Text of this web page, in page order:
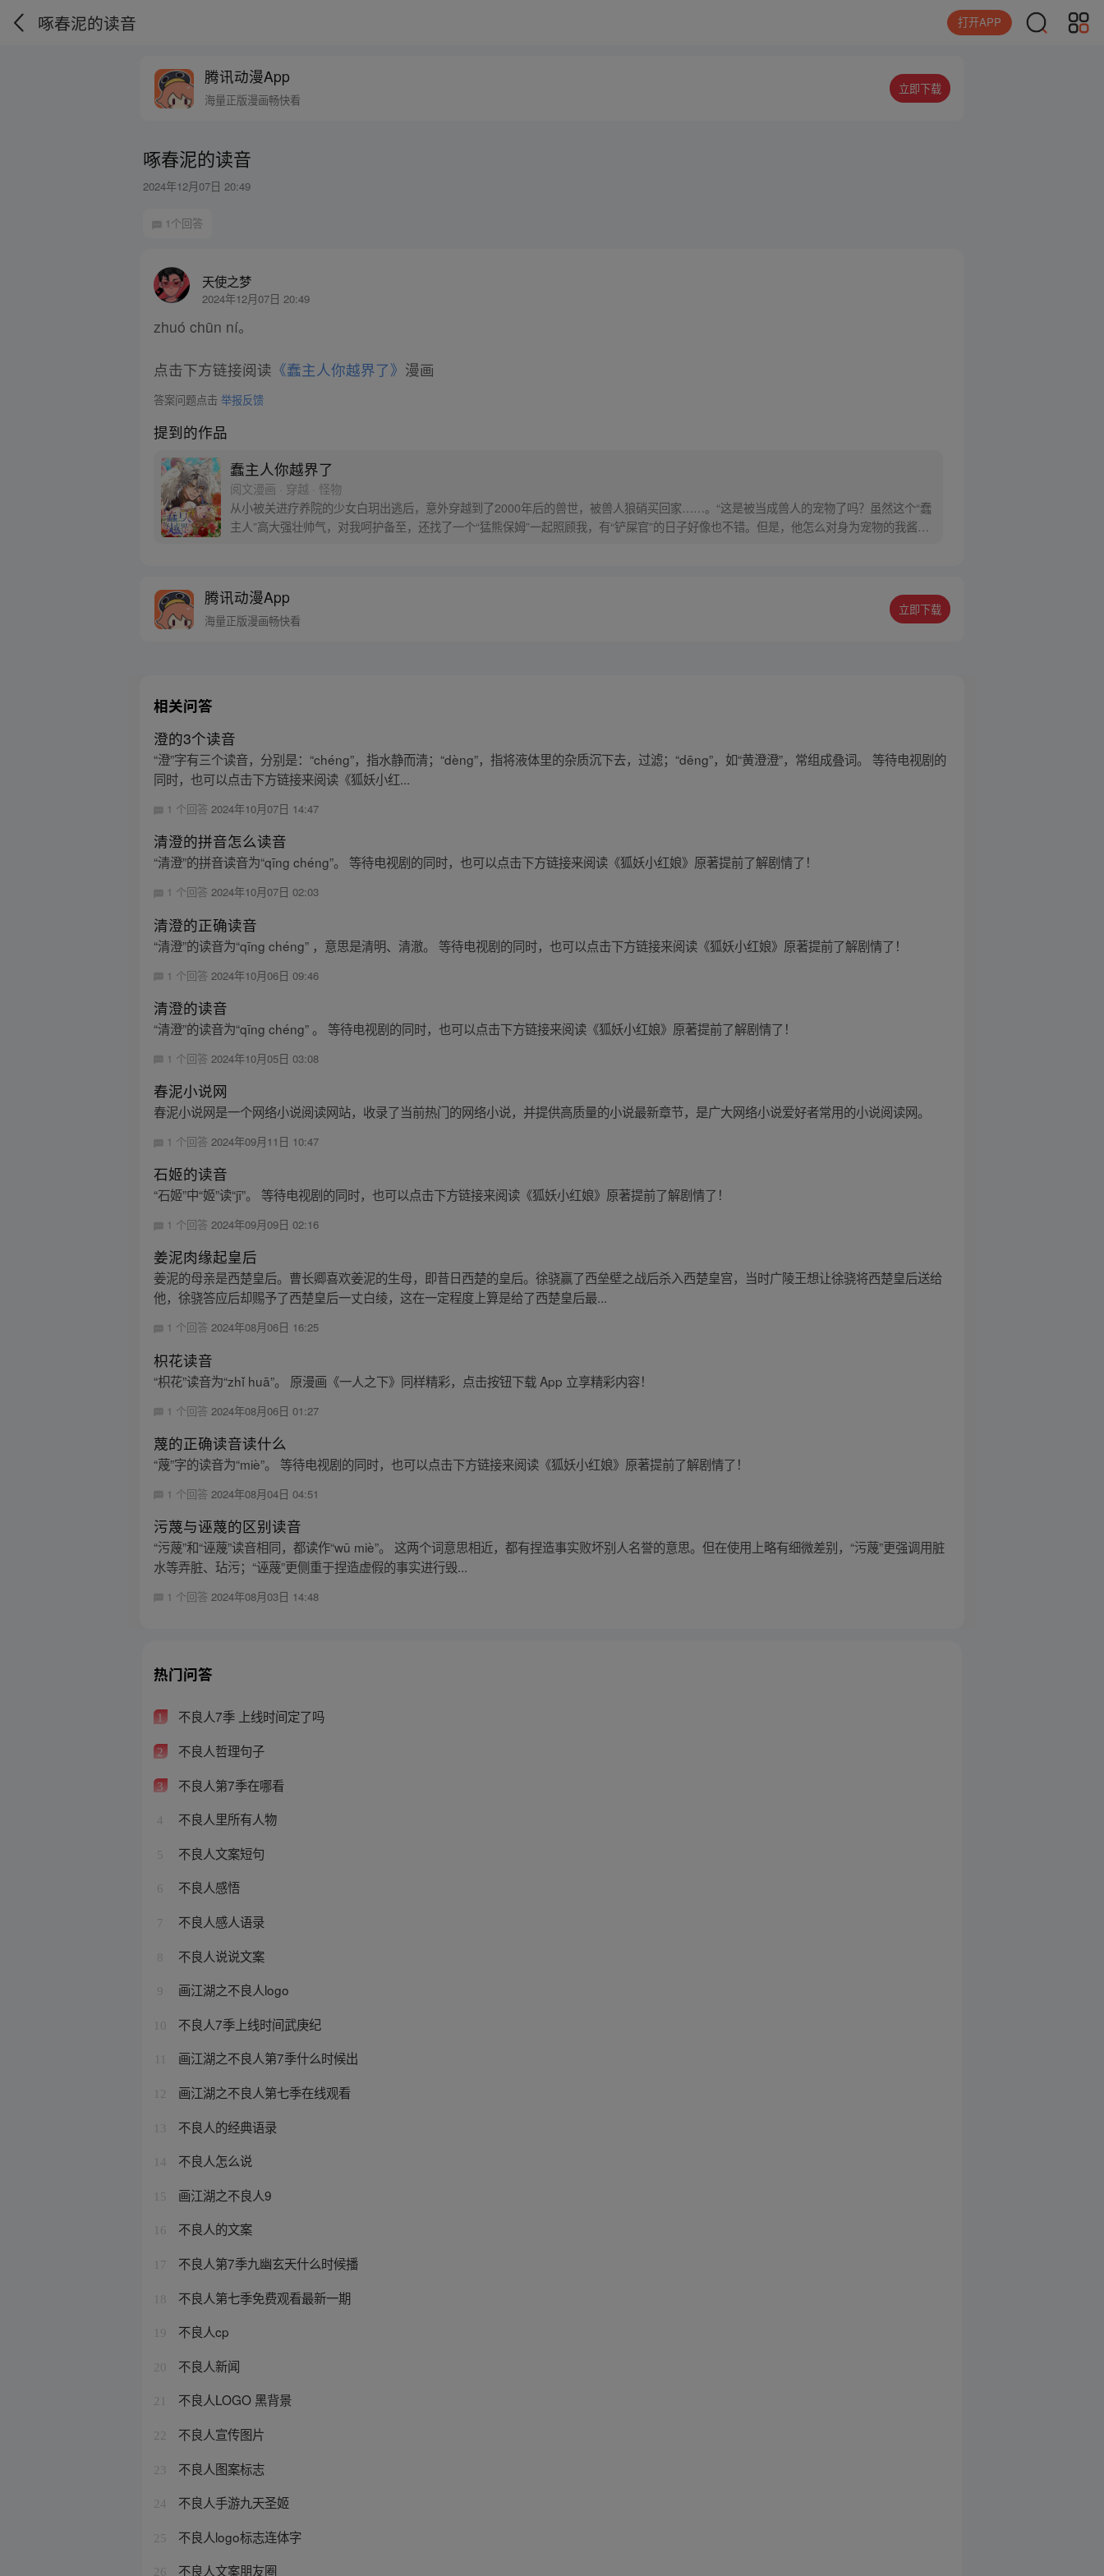
啄春泥的读音 打开APP
腾讯动漫App
海量正版漫画畅快看
立即下载
啄春泥的读音
2024年12月07日 20:49
1个回答
天使之梦
2024年12月07日 20:49
zhuó chūn ní。
点击下方链接阅读 《蠢主人你越界了》 漫画
答案问题点击举报反馈
提到的作品
蠢主人你越界了
阅文漫画 · 穿越 · 怪物
从小被关进疗养院的少女白玥出逃后，意外穿越到了2000年后的兽世，被兽人狼硝买回家……。“这是被当成兽人的宠物了吗？虽然这个“蠢
主人”高大强壮帅气，对我呵护备至，还找了一个“猛熊保姆”一起照顾我，有“铲屎官”的日子好像也不错。但是，他怎么对身为宠物的我酱酱
腾讯动漫App
海量正版漫画畅快看
立即下载
相关问答
澄的3个读音
“澄”字有三个读音，分别是：“chéng”，指水静而清；“dèng”，指将液体里的杂质沉下去，过滤；“dēng”，如“黄澄澄”，常组成叠词。 等待电视剧的
同时，也可以点击下方链接来阅读《狐妖小红...
1 个回答2024年10月07日 14:47
清澄的拼音怎么读音
“清澄”的拼音读音为“qīng chéng”。 等待电视剧的同时，也可以点击下方链接来阅读《狐妖小红娘》原著提前了解剧情了！
1 个回答2024年10月07日 02:03
清澄的正确读音
“清澄”的读音为“qīng chéng” ，意思是清明、清澈。 等待电视剧的同时，也可以点击下方链接来阅读《狐妖小红娘》原著提前了解剧情了！
1 个回答 2024年10月06日 09:46
清澄的读音
“清澄”的读音为“qīng chéng” 。 等待电视剧的同时，也可以点击下方链接来阅读《狐妖小红娘》原著提前了解剧情了！
1 个回答 2024年10月05日 03:08
春泥小说网
春泥小说网是一个网络小说阅读网站，收录了当前热门的网络小说，并提供高质量的小说最新章节，是广大网络小说爱好者常用的小说阅读网。
1 个回答2024年09月11日 10:47
石姬的读音
“石姬”中“姬”读“jī”。 等待电视剧的同时，也可以点击下方链接来阅读《狐妖小红娘》原著提前了解剧情了！
1 个回答2024年09月09日 02:16
姜泥肉缘起皇后
姜泥的母亲是西楚皇后。曹长卿喜欢姜泥的生母，即昔日西楚的皇后。徐骁赢了西垒壁之战后杀入西楚皇宫，当时广陵王想让徐骁将西楚皇后送给
他，徐骁答应后却赐予了西楚皇后一丈白绫，这在一定程度上算是给了西楚皇后最...
1 个回答2024年08月06日 16:25
枳花读音
“枳花”读音为“zhǐ huā”。 原漫画《一人之下》同样精彩，点击按钮下载 App 立享精彩内容！
1 个回答 2024年08月06日 01:27
蔑的正确读音读什么
“蔑”字的读音为“miè”。 等待电视剧的同时，也可以点击下方链接来阅读《狐妖小红娘》原著提前了解剧情了！
1 个回答 2024年08月04日 04:51
污蔑与诬蔑的区别读音
“污蔑”和“诬蔑”读音相同，都读作“wū miè”。 这两个词意思相近，都有捏造事实败坏别人名誉的意思。但在使用上略有细微差别，“污蔑”更强调用脏
水等弄脏、玷污；“诬蔑”更侧重于捏造虚假的事实进行毁...
1 个回答2024年08月03日 14:48
热门问答
1 不良人7季 上线时间定了吗
2 不良人哲理句子
3 不良人第7季在哪看
4 不良人里所有人物
5 不良人文案短句
6 不良人感悟
7 不良人感人语录
8 不良人说说文案
9 画江湖之不良人logo
10 不良人7季上线时间武庚纪
画江湖之不良人第7季什么时候出
12 画江湖之不良人第七季在线观看
13 不良人的经典语录
14 不良人怎么说
15 画江湖之不良人9
16 不良人的文案
17 不良人第7季九幽玄天什么时候播
18 不良人第七季免费观看最新一期
19 不良人cp
20 不良人新闻
21 不良人LOGO 黑背景
22 不良人宣传图片
23 不良人图案标志
24 不良人手游九天圣姬
25 不良人logo标志连体字
26 不良人文案朋友圈